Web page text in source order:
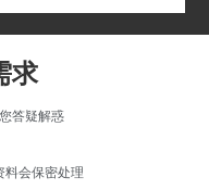
求
答疑解惑
料会保密处理